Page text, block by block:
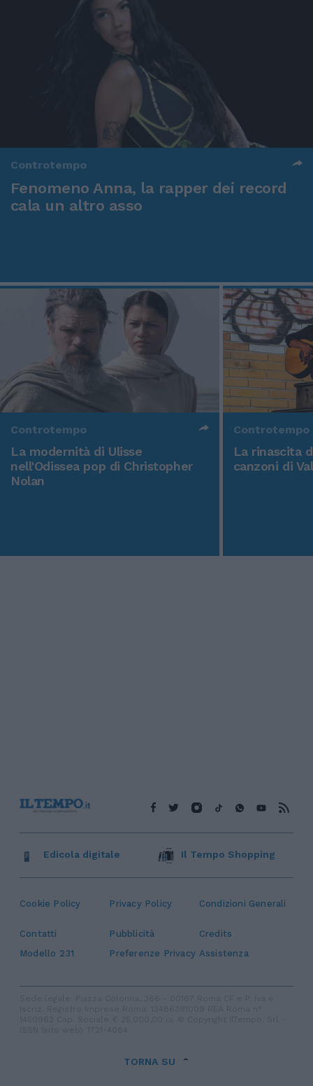
Controtempo
Fenomeno Anna, la rapper dei record
cala un altro asso
Controtempo
La modernità di Ulisse
nell'Odissea pop di Christopher
Nolan
Controtempo
La rinascita
canzoni di
Cookie Policy Privacy Policy Condizioni Generali
Contatti Pubblicità
Credits
Modello 231
Preferenze Privacy Assistenza
Edicola digitale Il Tempo Shopping
TORNA SU